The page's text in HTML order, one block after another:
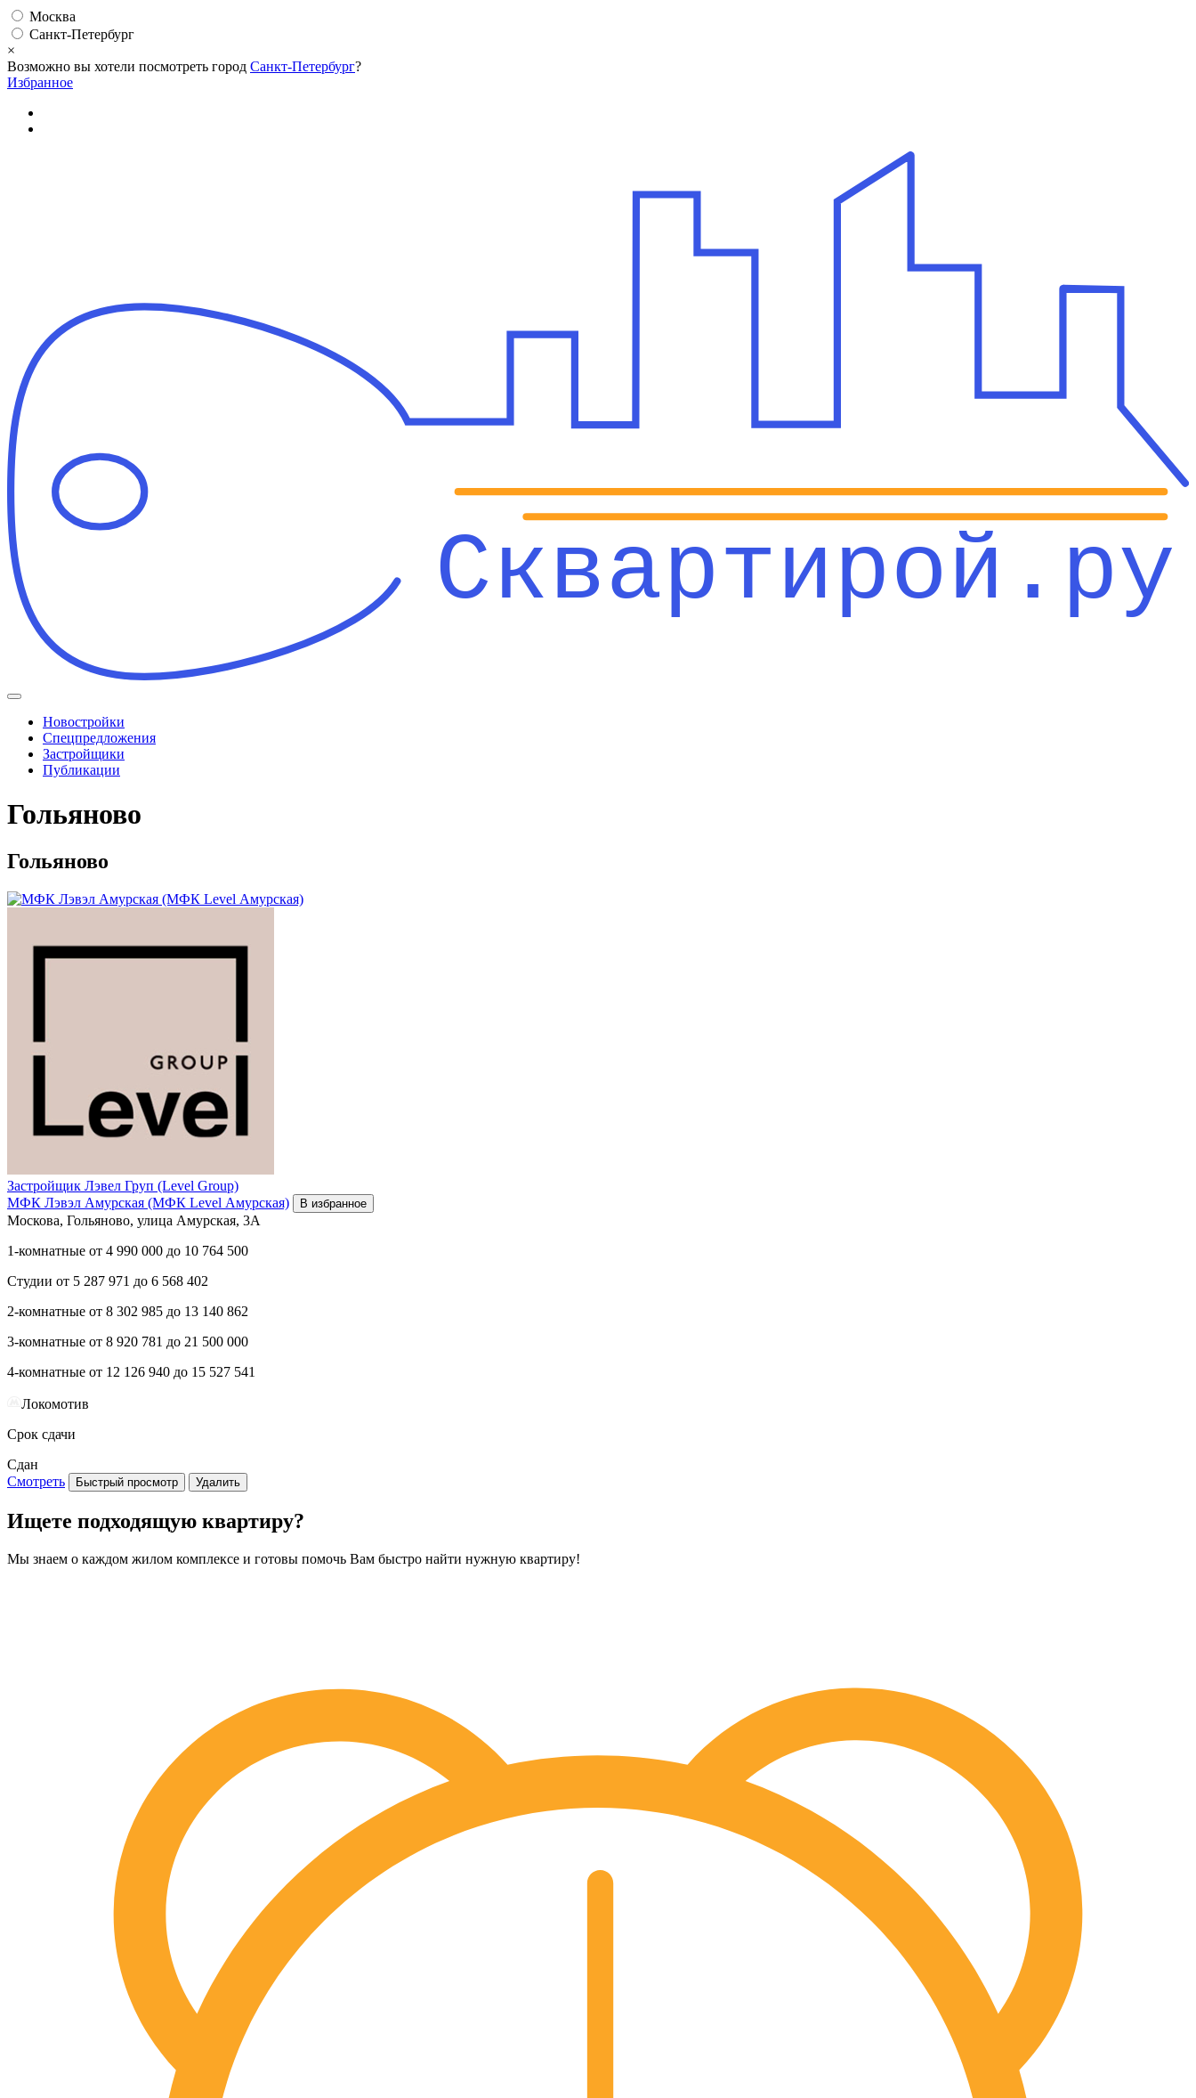
Москва
Санкт-Петербург
×
Возможно вы хотели посмотреть город Санкт-Петербург?
Избранное
Сквартирой.ру
Новостройки
Спецпредложения
Застройщики
Публикации
Гольяново
Гольяново
Застройщик Лэвел Груп (Level Group)
МФК Лэвэл Амурская (МФК Level Амурская)
В избранное
Москова, Гольяново, улица Амурская, 3А
1-комнатные от 4 990 000 до 10 764 500
Студии от 5 287 971 до 6 568 402
2-комнатные от 8 302 985 до 13 140 862
3-комнатные от 8 920 781 до 21 500 000
4-комнатные от 12 126 940 до 15 527 541
Локомотив
Срок сдачи
Сдан
Смотреть
Быстрый просмотр Удалить
Ищете подходящую квартиру?
Мы знаем о каждом жилом комплексе и готовы помочь Вам быстро найти нужную квартиру!